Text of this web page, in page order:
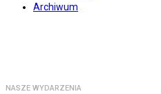
Archiwum
NASZE WYDARZENIA